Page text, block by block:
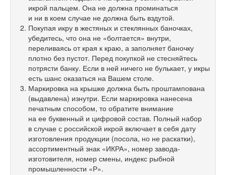
икрой пальцем. Она не должна проминаться
и ни в коем случае не должна быть вздутой.
Покупая икру в жестяных и стеклянных баночках,
убедитесь, что она не «болтается» внутри,
переливаясь от края к краю, а заполняет баночку
плотно без пустот. Перед покупкой не стесняйтесь
потрясти банку. Если в ней ничего не булькает, у икры
есть шанс оказаться на Вашем столе.
Маркировка на крышке должна быть проштампована
(выдавлена) изнутри. Если маркировка нанесена
печатным способом, то обратите внимание
на ее буквенный и цифровой состав. Полный набор
в случае с российской икрой включает в себя дату
изготовления продукции (посола, но не раскатки),
ассортиментный знак «ИКРА», номер завода-
изготовителя, номер смены, индекс рыбной
промышленности «Р».